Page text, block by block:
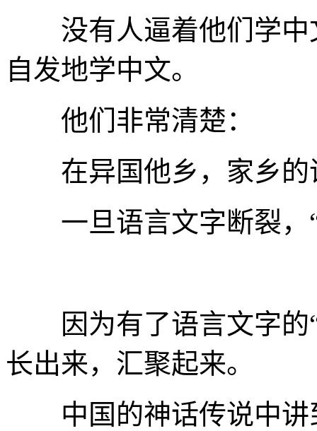
没有人逼着他们学中
自发地学中文。
他们非常清楚：
在异国他乡，家乡的
一旦语言文字断裂，“
因为有了语言文字的“
长出来，汇聚起来。
中国的神话传说中讲